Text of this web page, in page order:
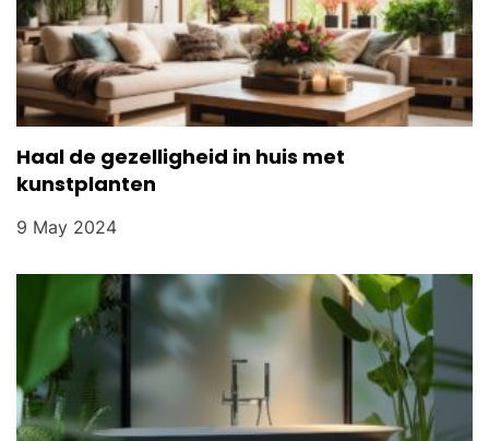
Haal de gezelligheid in huis met
kunstplanten
9 May 2024